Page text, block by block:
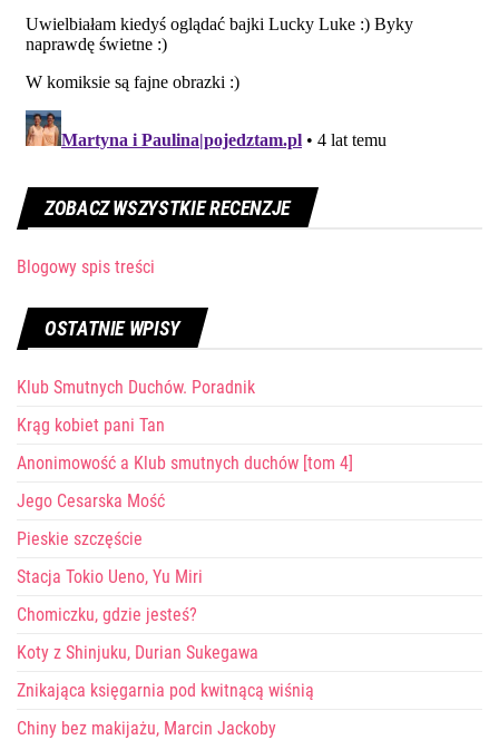
ZOBACZ WSZYSTKIE RECENZJE
Blogowy spis treści
OSTATNIE WPISY
Klub Smutnych Duchów. Poradnik
Krąg kobiet pani Tan
Anonimowość a Klub smutnych duchów [tom 4]
Jego Cesarska Mość
Pieskie szczęście
Stacja Tokio Ueno, Yu Miri
Chomiczku, gdzie jesteś?
Koty z Shinjuku, Durian Sukegawa
Znikająca księgarnia pod kwitnącą wiśnią
Chiny bez makijażu, Marcin Jackoby